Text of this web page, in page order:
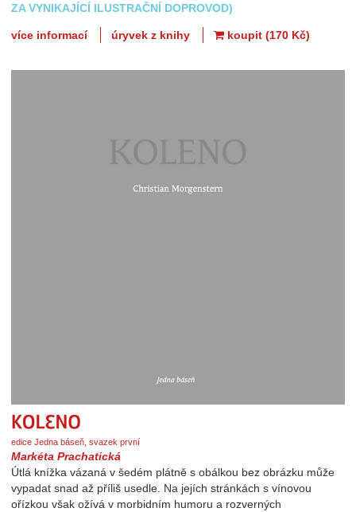
ZA VYNIKAJÍCÍ ILUSTRAČNÍ DOPROVOD)
více informací úryvek z knihy koupit (170 Kč)
edice Jedna báseň, svazek první
Markéta Prachatická
Útlá knížka vázaná v šedém plátně s obálkou bez obrázku může
vypadat snad až příliš usedle. Na jejích stránkách s vínovou
ořízkou však ožívá v morbidním humoru a rozverných